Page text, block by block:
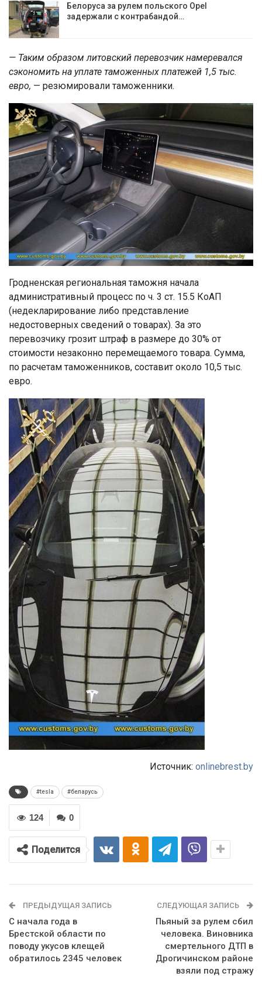
Белоруса за рулем польского Opel
задержали с контрабандой…
— Таким образом литовский перевозчик намеревался
сэкономить на уплате таможенных платежей 1,5 тыс.
евро, — резюмировали таможенники.
Гродненская региональная таможня начала
административный процесс по ч. 3 ст. 15.5 КоАП
(недекларирование либо представление
недостоверных сведений о товарах). За это
перевозчику грозит штраф в размере до 30% от
стоимости незаконно перемещаемого товара. Сумма,
по расчетам таможенников, составит около 10,5 тыс.
евро.
Источник: onlinebrest.by
#tesla #беларусь
0
124
Поделится
ПРЕДЫДУЩАЯ ЗАПИСЬ
С начала года в
Брестской области по
поводу укусов клещей
обратилось 2345 человек
СЛЕДУЮЩАЯ ЗАПИСЬ
Пьяный за рулем сбил
человека. Виновника
смертельного ДТП в
Дрогичинском районе
взяли под стражу